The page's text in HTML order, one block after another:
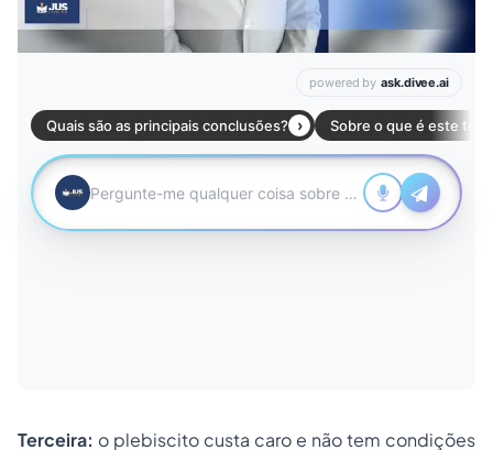
Terceira: o plebiscito custa caro e não tem condições